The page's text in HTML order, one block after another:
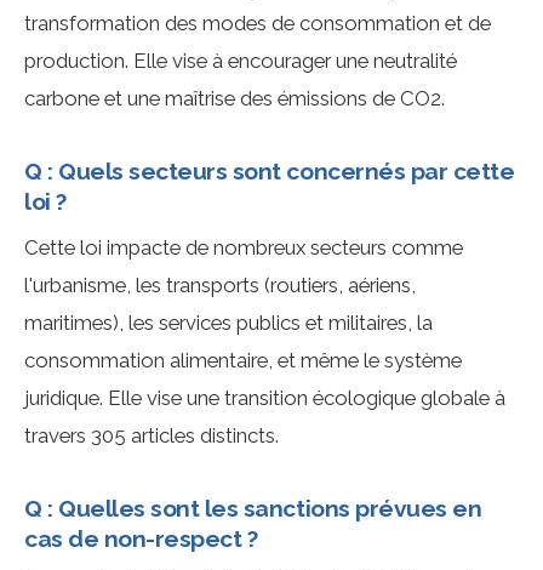
transformation des modes de consommation et de
production. Elle vise à encourager une neutralité
carbone et une maîtrise des émissions de CO2.
Q : Quels secteurs sont concernés par cette
loi ?
Cette loi impacte de nombreux secteurs comme
l'urbanisme, les transports (routiers, aériens,
maritimes), les services publics et militaires, la
consommation alimentaire, et même le système
juridique. Elle vise une transition écologique globale à
travers 305 articles distincts.
Q : Quelles sont les sanctions prévues en
cas de non-respect ?